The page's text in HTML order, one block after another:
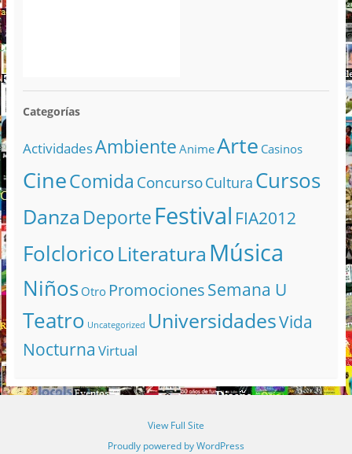
Categorías
ActividadesAmbiente AnimeArte Casinos
CineComida ConcursoCultura Cursos
Danza DeporteFestival FIA2012
FolcloricoLiteratura Música
Niños Otro PromocionesSemana U
Teatro Uncategorized UniversidadesVida
Nocturna Virtual
View Full Site
Proudly powered by WordPress